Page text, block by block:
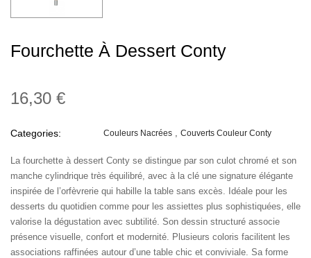
Fourchette À Dessert Conty
16,30 €
Categories: Couleurs Nacrées Couverts Couleur Conty
La fourchette à dessert Conty se distingue par son culot chromé et son
manche cylindrique très équilibré, avec à la clé une signature élégante
inspirée de l’orfèvrerie qui habille la table sans excès. Idéale pour les
desserts du quotidien comme pour les assiettes plus sophistiquées, elle
valorise la dégustation avec subtilité. Son dessin structuré associe
présence visuelle, confort et modernité. Plusieurs coloris facilitent les
associations raffinées autour d’une table chic et conviviale. Sa forme